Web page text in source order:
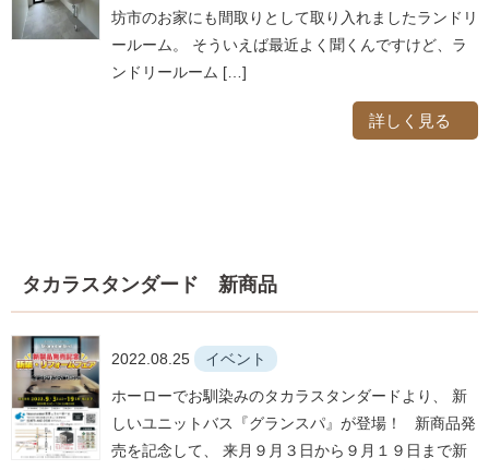
坊市のお家にも間取りとして取り入れましたランドリ
ールーム。 そういえば最近よく聞くんですけど、ラ
ンドリールーム […]
詳しく見る
タカラスタンダード 新商品
2022.08.25 イベント
ホーローでお馴染みのタカラスタンダードより、 新
しいユニットバス『グランスパ』が登場！ 新商品発
売を記念して、 来月９月３日から９月１９日まで新